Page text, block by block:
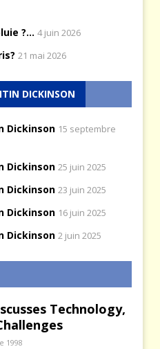
?... 4 juin 2026
21 mai 2026
DICKINSON
Dickinson 15 septembre
Dickinson 25 juin 2025
Dickinson 23 juin 2025
Dickinson 16 juin 2025
Dickinson 2 juin 2025
Technology,
1998